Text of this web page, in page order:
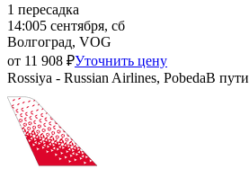
1 пересадка
14:005 сентября, сб
Волгоград, VOG
от 11 908 ₽Уточнить цену
Rossiya - Russian Airlines, PobedaВ пути